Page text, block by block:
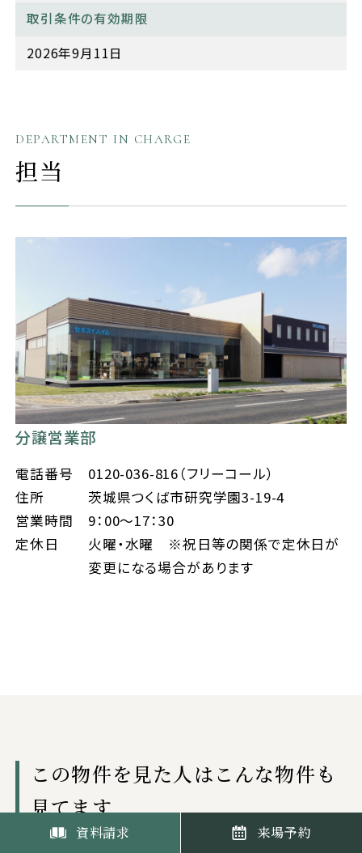
取引条件の有効期限
2026年9月11日
DEPARTMENT IN CHARGE
担当
分譲営業部
電話番号
0120-036-816（フリーコール）
住所
茨城県つくば市研究学園3-19-4
営業時間
9：00～17：30
定休日
火曜・水曜 ※祝日等の関係で定休日が
変更になる場合があります
この物件を見た人はこんな物件も
見てます
資料請求 来場予約